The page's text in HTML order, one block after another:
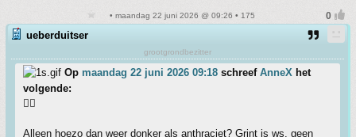
• maandag 22 juni 2026 @ 09:26 • 175
ueberduitser
grootgrondbezitter
Op maandag 22 juni 2026 09:18 schreef AnneX het
volgende:
👍🏼
Alleen hoezo dan weer donker als anthraciet? Grint is ws. geen